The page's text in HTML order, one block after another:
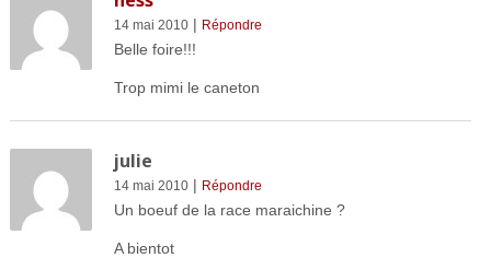
14 mai 2010| Répondre
Belle foire!!!
Trop mimi le caneton
julie
14 mai 2010| Répondre
Un boeuf de la race maraichine ?
A bientot